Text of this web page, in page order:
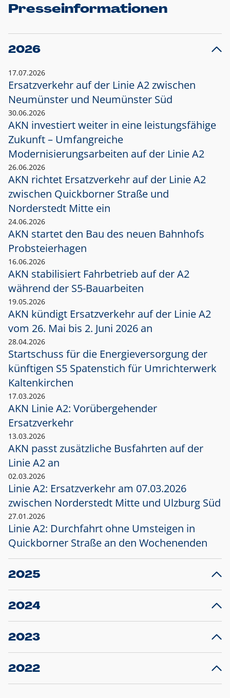
Presseinformationen
2026
17.07.2026
Ersatzverkehr auf der Linie A2 zwischen
Neumünster und Neumünster Süd
30.06.2026
AKN investiert weiter in eine leistungsfähige
Zukunft – Umfangreiche
Modernisierungsarbeiten auf der Linie A2
26.06.2026
AKN richtet Ersatzverkehr auf der Linie A2
zwischen Quickborner Straße und
Norderstedt Mitte ein
24.06.2026
AKN startet den Bau des neuen Bahnhofs
Probsteierhagen
16.06.2026
AKN stabilisiert Fahrbetrieb auf der A2
während der S5-Bauarbeiten
19.05.2026
AKN kündigt Ersatzverkehr auf der Linie A2
vom 26. Mai bis 2. Juni 2026 an
28.04.2026
Startschuss für die Energieversorgung der
künftigen S5 Spatenstich für Umrichterwerk
Kaltenkirchen
17.03.2026
AKN Linie A2: Vorübergehender
Ersatzverkehr
13.03.2026
AKN passt zusätzliche Busfahrten auf der
Linie A2 an
02.03.2026
Linie A2: Ersatzverkehr am 07.03.2026
zwischen Norderstedt Mitte und Ulzburg Süd
27.01.2026
Linie A2: Durchfahrt ohne Umsteigen in
Quickborner Straße an den Wochenenden
2025
23.12.2025
Projekt S5: Start der Bauarbeiten am
2024
10.12.2024
Großprojekt S5: Sperrung der Bahnstraße in
2023
20.12.2023
Schleswig-Holstein verlängert den
2022
22.12.2022